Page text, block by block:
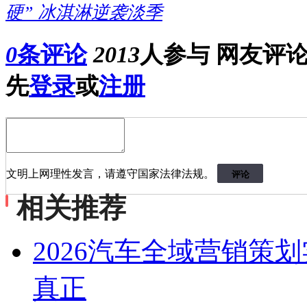
硬” 冰淇淋逆袭淡季
0条评论 2013人参与 网友评
先登录或注册
文明上网理性发言，请遵守国家法律法规。 评论
相关推荐
2026汽车全域营销策
真正